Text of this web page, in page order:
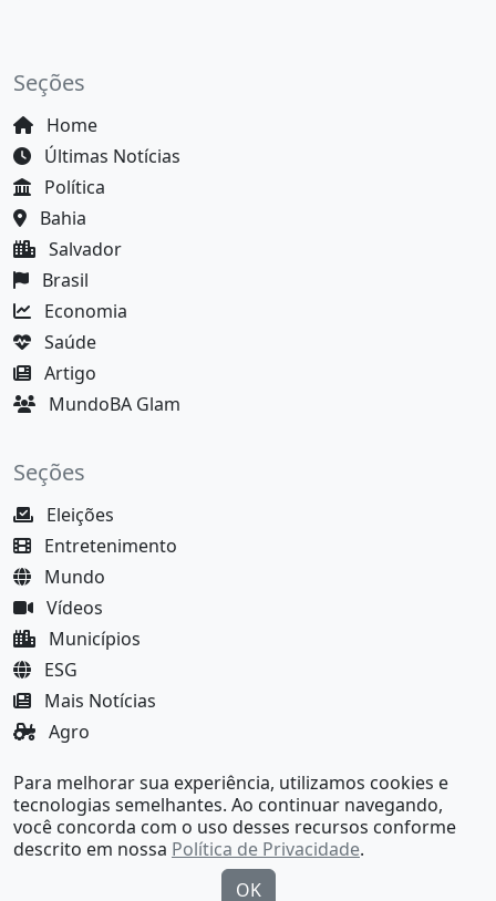
Seções
Home
Últimas Notícias
Política
Bahia
Salvador
Brasil
Economia
Saúde
Artigo
MundoBA Glam
Seções
Eleições
Entretenimento
Mundo
Vídeos
Municípios
ESG
Mais Notícias
Agro
MundoBA Black
Para melhorar sua experiência, utilizamos cookies e
tecnologias semelhantes. Ao continuar navegando,
você concorda com o uso desses recursos conforme
descrito em nossa Política de Privacidade.
OK